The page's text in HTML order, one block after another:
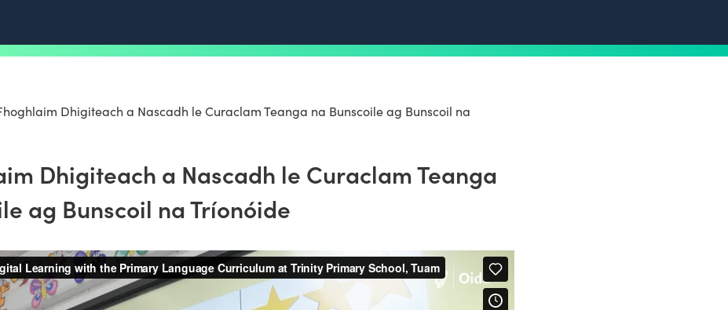
Dhigiteach a Nascadh le Curaclam Teanga na Bunscoile ag Bunscoil na
Dhigiteach a Nascadh le Curaclam Teanga
ag Bunscoil na Tríonóide